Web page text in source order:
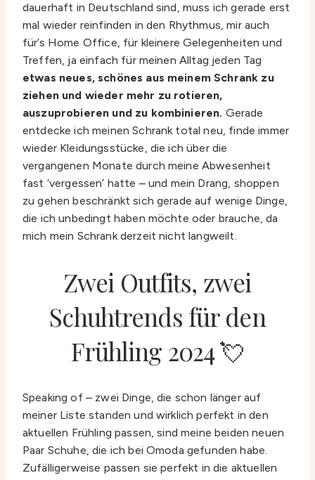
dauerhaft in Deutschland sind, muss ich gerade erst
mal wieder reinfinden in den Rhythmus, mir auch
für’s Home Office, für kleinere Gelegenheiten und
Treffen, ja einfach für meinen Alltag jeden Tag
etwas neues, schönes aus meinem Schrank zu
ziehen und wieder mehr zu rotieren,
auszuprobieren und zu kombinieren. Gerade
entdecke ich meinen Schrank total neu, finde immer
wieder Kleidungsstücke, die ich über die
vergangenen Monate durch meine Abwesenheit
fast ‘vergessen’ hatte – und mein Drang, shoppen
zu gehen beschränkt sich gerade auf wenige Dinge,
die ich unbedingt haben möchte oder brauche, da
mich mein Schrank derzeit nicht langweilt.
Zwei Outfits, zwei
Schuhtrends für den
Frühling 2024 💘
Speaking of – zwei Dinge, die schon länger auf
meiner Liste standen und wirklich perfekt in den
aktuellen Frühling passen, sind meine beiden neuen
Paar Schuhe, die ich bei Omoda gefunden habe.
Zufälligerweise passen sie perfekt in die aktuellen